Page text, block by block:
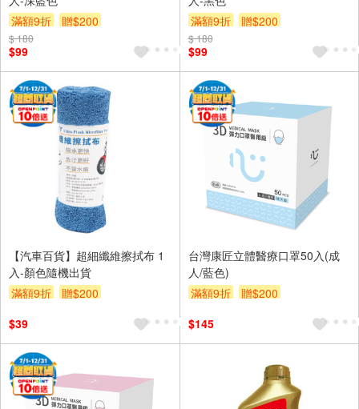
滿額9折
贈$200
$ 180
$99
滿額9折
贈$200
$ 180
$99
【汽車百貨】超細纖維擦拭布 1
入-顏色隨機出貨
滿額9折
贈$200
$39
台灣康匠立體醫療口罩50入(成
人/藍色)
滿額9折
贈$200
$145